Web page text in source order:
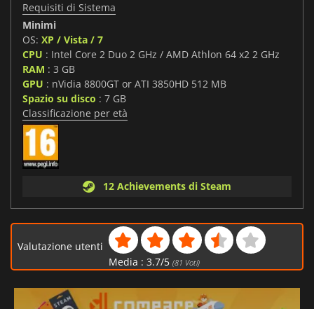
Requisiti di Sistema
Minimi
OS: XP / Vista / 7
CPU : Intel Core 2 Duo 2 GHz / AMD Athlon 64 x2 2 GHz
RAM : 3 GB
GPU : nVidia 8800GT or ATI 3850HD 512 MB
Spazio su disco : 7 GB
Classificazione per età
12 Achievements di Steam
Valutazione utenti
Media : 3.7/5 (81 Voti)